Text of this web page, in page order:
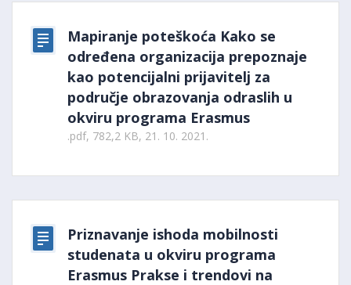
Mapiranje poteškoća Kako se
određena organizacija prepoznaje
kao potencijalni prijavitelj za
područje obrazovanja odraslih u
okviru programa Erasmus
.pdf, 782,2 KB, 21. 10. 2021.
Priznavanje ishoda mobilnosti
studenata u okviru programa
Erasmus Prakse i trendovi na